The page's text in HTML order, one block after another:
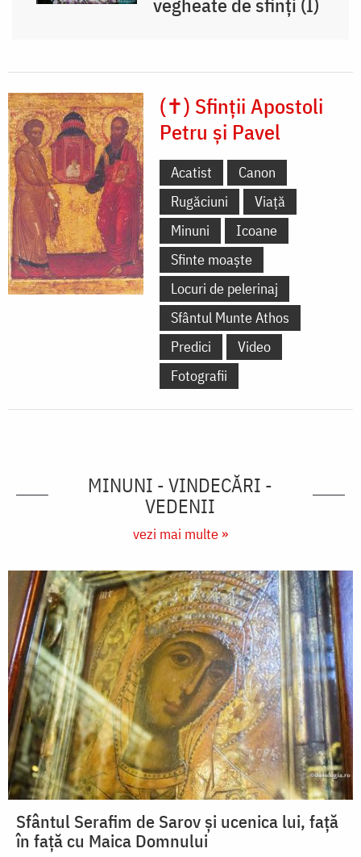
(✝) Sfinții Apostoli
Petru și Pavel
Acatist
Canon
Rugăciuni
Viață
Minuni
Icoane
Sfinte moaște
Locuri de pelerinaj
Sfântul Munte Athos
Predici
Video
Fotografii
MINUNI - VINDECĂRI -
VEDENII
vezi mai multe »
Sfântul Serafim de Sarov și ucenica lui, față
în față cu Maica Domnului